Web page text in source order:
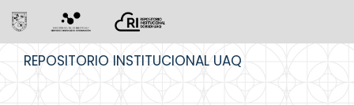
REPOSITORIO INSTITUCIONAL UAQ